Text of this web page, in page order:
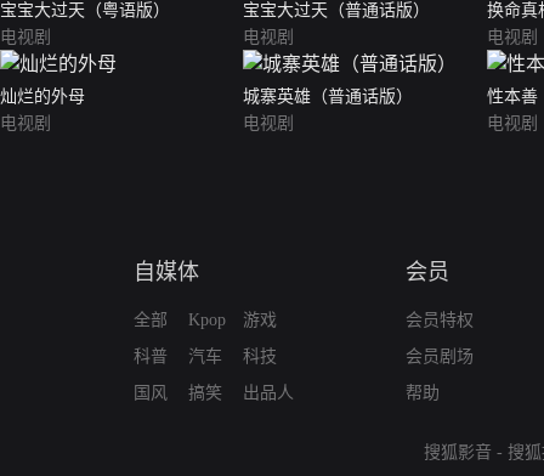
宝宝大过天（粤语版）
电视剧
宝宝大过天（普通话版）
电视剧
换命真
电视剧
灿烂的外母
电视剧
城寨英雄（普通话版）
电视剧
性本善
电视剧
自媒体
全部
科普
国风
Kpop
汽车
搞笑
游戏
科技
出品人
会员
会员特权
会员剧场
帮助
搜狐影音 - 搜